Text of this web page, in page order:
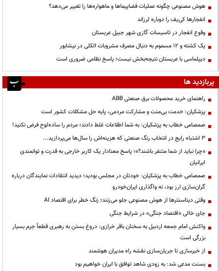
هوش مصنوعی چگونه عملیات فضاپیماها و ماهواره‌ها را تغییر می‌دهد؟
انفجارها کی‌یف را دوباره لرزاند
وقوع انفجار در تاسیسات گازی شهر جبیل عربستان
یک کشته و ۱۲ مسموم به دنبال مصرف مشروبات الکلی در نیشابور
دیپلماسی با عربستان نتیجه‌بخش نیست؛ پاسخ نظامی ضروری است
پربازدید ها
راهنمای خرید محصولات برق صنعتی ABB
پزشکیان: خدمت بی‌منت و مشارکت مردمی، پایه حل مشکلات کشور است
صمصامی خطاب به پزشکیان: به شما اطلاعات غلط دادند؛ مردم را ساده‌لوح فرض نکنید!
3 اشتباه رایج در انتخاب رنگ صنعتی که هزینه‌اش را سال‌ها می‌پردازید...
«چرا نباید از شما متنفر باشند؟»؛ پاسخ معنادار یک کاربر خارجی به قدرت و توانمندی
ایرانیان
صمصامی خطاب به پزشکیان: خودتان در مجلس بودید؛ دیدید انتقادات نمایندگان درباره
گران‌سازی ارز بود، نه واگذاری ایران‌خودرو
وقتی دیتاسنترها از هوش مصنوعی جلو می‌زنند؛ زنگ خطر برای اقتصاد AI
جای خالی «اقتصاد جنگی» در شرایط جنگی
واکنش امام جمعه اردبیل به سخنان باقر خرازی: دروغ بستن به رهبری قطعاً جرم بسیار
بزرگی است
از خبرسازی تا جریان‌سازی نقشه راه مدیران هوشمند
بسنت مدعی شد: به زودی شاهد توافق با ایران خواهیم بود